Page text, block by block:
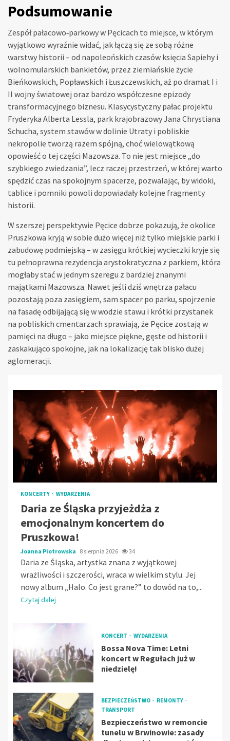
Podsumowanie
Zespół pałacowo‑parkowy w Pęcicach to miejsce, w którym
wyjątkowo wyraźnie widać, jak łączą się ze sobą różne
warstwy historii – od napoleońskich czasów księcia Sapiehy i
wolnomularskich bankietów, przez ziemiańskie życie
Bieńkowskich, Popławskich i Łuszczewskich, aż po dramat I i
II wojny światowej oraz bardzo współczesne epizody
transformacyjnego biznesu. Klasycystyczny pałac projektu
Fryderyka Alberta Lessla, park krajobrazowy Jana Chrystiana
Schucha, system stawów w dolinie Utraty i pobliskie
nekropolie tworzą razem spójną, choć wielowątkową
opowieść o tej części Mazowsza. To nie jest miejsce „do
szybkiego zwiedzania”, lecz raczej przestrzeń, w której warto
spędzić czas na spokojnym spacerze, pozwalając, by widoki,
tablice i pomniki powoli dopowiadały kolejne fragmenty
historii.
W szerszej perspektywie Pęcice dobrze pokazują, że okolice
Pruszkowa kryją w sobie dużo więcej niż tylko miejskie parki i
zabudowę podmiejską – w zasięgu krótkiej wycieczki kryje się
tu pełnoprawna rezydencja arystokratyczna z parkiem, która
mogłaby stać w jednym szeregu z bardziej znanymi
majątkami Mazowsza. Nawet jeśli dziś wnętrza pałacu
pozostają poza zasięgiem, sam spacer po parku, spojrzenie
na fasadę odbijającą się w wodzie stawu i krótki przystanek
na pobliskich cmentarzach sprawiają, że Pęcice zostają w
pamięci na długo – jako miejsce piękne, gęste od historii i
zaskakująco spokojne, jak na lokalizację tak blisko dużej
aglomeracji.
KONCERTY WYDARZENIA
Daria ze Śląska przyjeżdża z
emocjonalnym koncertem do
Pruszkowa!
Joanna Piotrowska 8 sierpnia 2026 34
Daria ze Śląska, artystka znana z wyjątkowej
wrażliwości i szczerości, wraca w wielkim stylu. Jej
nowy album „Halo. Co jest grane?” to dowód na to,...
Czytaj dalej
KONCERT WYDARZENIA
Bossa Nova Time: Letni
koncert w Regułach już w
niedzielę!
BEZPIECZEŃSTWO
REMONTY
TRANSPORT
Bezpieczeństwo w remoncie
tunelu w Brwinowie: zasady